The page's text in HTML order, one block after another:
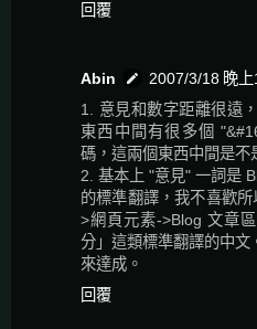
回覆
Abin
2007/3/18 晚
1. 意見和數字距離很遠
東西中間有很多個
碼，這兩個東西中間是不
2. 基本上 "意見" 一詞是
的標準翻譯，我不喜歡
>網頁元素->Blog 文章
分」這類標準翻譯的中
來達成。
回覆